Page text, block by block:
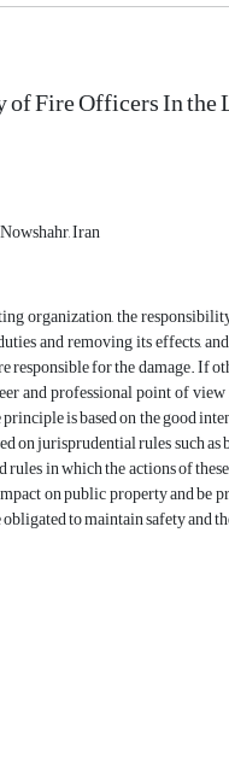
Fire Officers In the
Iran
organization, the
and removing its effects,
for the damage. If
and professional point of
is based on the good
jurisprudential rules such
in which the actions of
on public property and
to maintain safety and